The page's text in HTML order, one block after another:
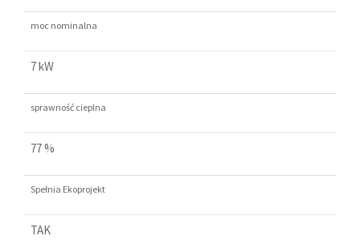
moc nominalna
7 kW
sprawność cieplna
77 %
Spełnia Ekoprojekt
TAK